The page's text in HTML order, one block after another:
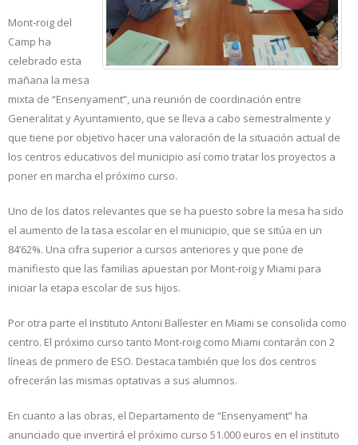
Mont-roig del
Camp ha
celebrado esta
mañana la mesa
mixta de “Ensenyament”, una reunión de coordinación entre
Generalitat y Ayuntamiento, que se lleva a cabo semestralmente y
que tiene por objetivo hacer una valoración de la situación actual de
los centros educativos del municipio así como tratar los proyectos a
poner en marcha el próximo curso.
Uno de los datos relevantes que se ha puesto sobre la mesa ha sido
el aumento de la tasa escolar en el municipio, que se sitúa en un
84’62%. Una cifra superior a cursos anteriores y que pone de
manifiesto que las familias apuestan por Mont-roig y Miami para
iniciar la etapa escolar de sus hijos.
Por otra parte el Instituto Antoni Ballester en Miami se consolida como
centro. El próximo curso tanto Mont-roig como Miami contarán con 2
líneas de primero de ESO. Destaca también que los dos centros
ofrecerán las mismas optativas a sus alumnos.
En cuanto a las obras, el Departamento de “Ensenyament” ha
anunciado que invertirá el próximo curso 51.000 euros en el instituto